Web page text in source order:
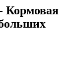
Кормовая